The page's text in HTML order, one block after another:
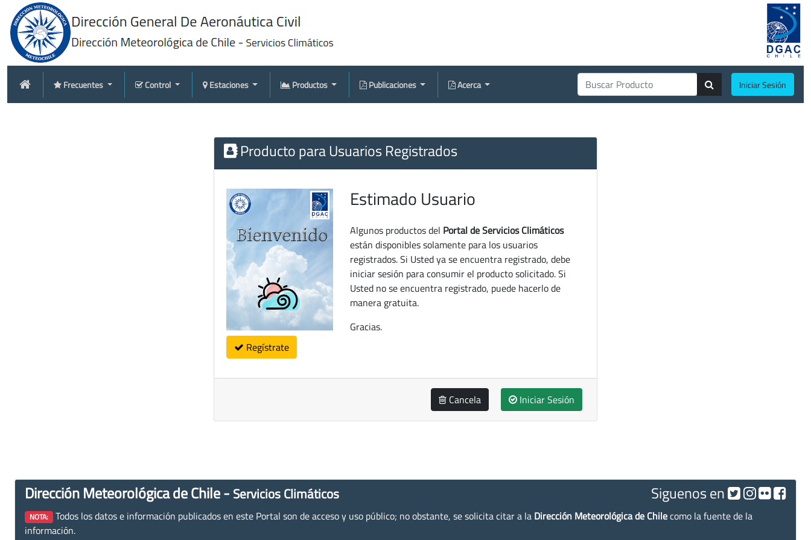
Frecuentes Control Estaciones Productos Publicaciones Acerca Iniciar Sesión
Producto para Usuarios Registrados
Regístrate
Estimado Usuario
Algunos productos del Portal de Servicios Climáticos
están disponibles solamente para los usuarios
registrados. Si Usted ya se encuentra registrado, debe
iniciar sesión para consumir el producto solicitado. Si
Usted no se encuentra registrado, puede hacerlo de
manera gratuita.
Gracias.
Cancela Iniciar Sesión
Dirección Meteorológica de Chile - Servicios Climáticos Siguenos en
NOTA: Todos los datos e información publicados en este Portal son de acceso y uso público; no obstante, se solicita citar a la Dirección Meteorológica de Chilecomo la fuente de la
información.